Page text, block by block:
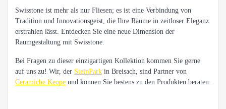
Swisstone ist mehr als nur Fliesen; es ist eine Verbindung von
Tradition und Innovationsgeist, die Ihre Räume in zeitloser Eleganz
erstrahlen lässt. Entdecken Sie eine neue Dimension der
Raumgestaltung mit Swisstone.
Bei Fragen zu dieser einzigartigen Kollektion kommen Sie gerne
auf uns zu! Wir, der SteinPark in Breisach, sind Partner von
Ceramiche Keope und können Sie bestens zu den Produkten beraten.